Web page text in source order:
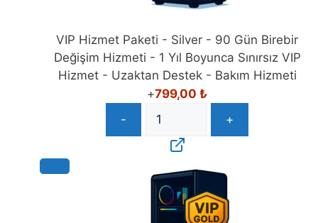
VIP Hizmet Paketi - Silver - 90 Gün Birebir
Değişim Hizmeti - 1 Yıl Boyunca Sınırsız VIP
Hizmet - Uzaktan Destek - Bakım Hizmeti
+799,00 ₺
-
+